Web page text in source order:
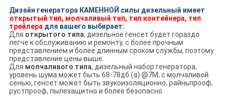
Дизайн генератора КАМЕННОЙ силы дизельный имеет
открытый тип, молчаливый тип, тип контейнера, тип
трейлерадля вашего выбирает:
Для открытого типа, дизельное генсет будет гораздо
легче к обслуживанию и ремонту, с более прочным
представлением и более длинным сроком службы, поэтому
представление цены выше.
Для молчаливого типа, дизельный набор генератора,
уровень шума может быть 68-78дб (а) @7М; с молчаливой
сенью, генсет может быть звукоизоляционно, райньпрооф,
рустпрооф, пылезащитно и более безопасно.